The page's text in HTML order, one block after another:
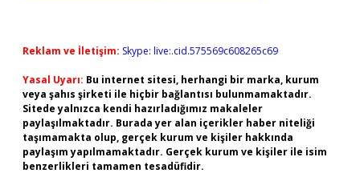
Reklam ve İletişim: Skype: live:.cid.575569c608265c69
Yasal Uyarı: Bu internet sitesi, herhangi bir marka, kurum
veya şahıs şirketi ile hiçbir bağlantısı bulunmamaktadır.
Sitede yalnızca kendi hazırladığımız makaleler
paylaşılmaktadır. Burada yer alan içerikler haber niteliği
taşımamakta olup, gerçek kurum ve kişiler hakkında
paylaşım yapılmamaktadır. Gerçek kurum ve kişiler ile isim
benzerlikleri tamamen tesadüfidir.